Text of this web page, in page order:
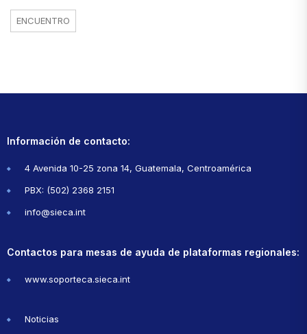
ENCUENTRO
Información de contacto:
4 Avenida 10-25 zona 14, Guatemala, Centroamérica
PBX: (502) 2368 2151
info@sieca.int
Contactos para mesas de ayuda de plataformas regionales:
www.soporteca.sieca.int
Noticias